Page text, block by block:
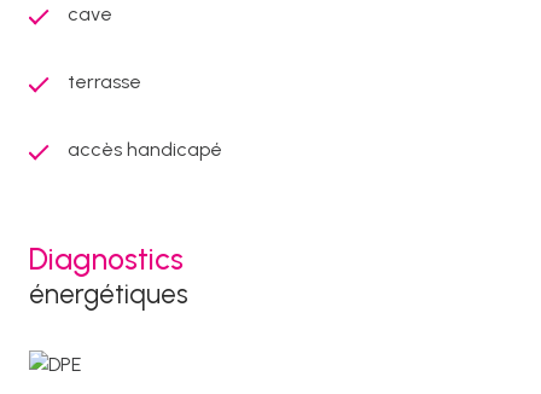
cave
terrasse
accès handicapé
Diagnostics
énergétiques